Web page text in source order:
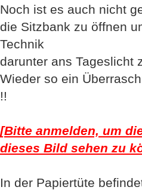
Noch ist es auch nicht
die Sitzbank zu öffnen
Technik
darunter ans Tageslicht
Wieder so ein
!!
[Bitte anmelden, um
dieses Bild sehen zu
In der Papiertüte